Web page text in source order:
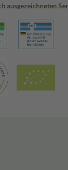
ausgezeichneten